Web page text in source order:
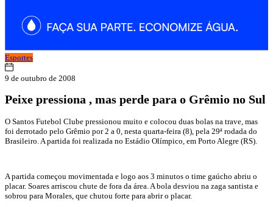
Esportes
9 de outubro de 2008
Peixe pressiona , mas perde para o Grêmio no Sul
O Santos Futebol Clube pressionou muito e colocou duas bolas na trave, mas
foi derrotado pelo Grêmio por 2 a 0, nesta quarta-feira (8), pela 29ª rodada do
Brasileiro. A partida foi realizada no Estádio Olímpico, em Porto Alegre (RS).
A partida começou movimentada e logo aos 3 minutos o time gaúcho abriu o
placar. Soares arriscou chute de fora da área. A bola desviou na zaga santista e
sobrou para Morales, que chutou forte para abrir o placar.